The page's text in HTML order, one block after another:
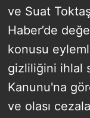
ve Suat
Haber’de
konusu
gizliliğini ihlal
Kanunu'na
ve olası